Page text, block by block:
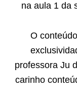
na aula 1 da
O
professora Ju
carinho